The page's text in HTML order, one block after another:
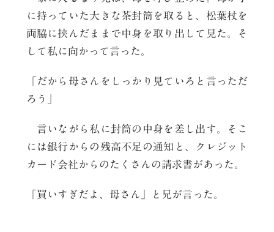
に持っていた大きな茶封筒を取ると、松葉杖を
両脇に挟んだままで中身を取り出して見た。そ
して私に向かって言った。
「だから母さんをしっかり見ていろと言っただ
ろう」
言いながら私に封筒の中身を差し出す。そこ
には銀行からの残高不足の通知と、クレジット
カード会社からのたくさんの請求書があった。
「買いすぎだよ、母さん」と兄が言った。